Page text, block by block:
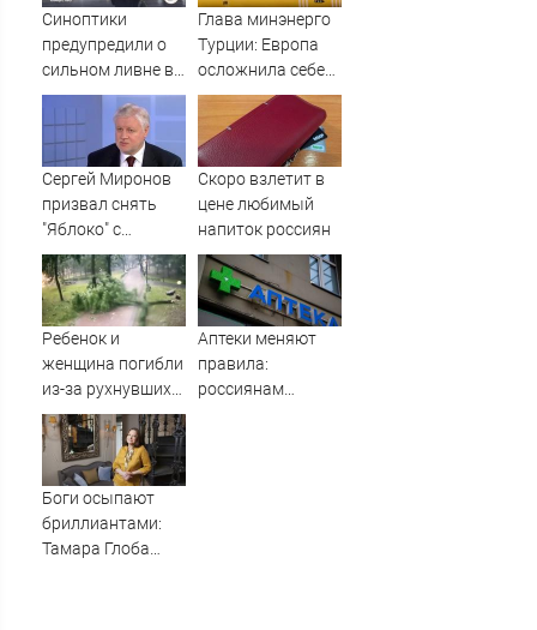
атаки на склады
Синоптики
предупредили о
сильном ливне в
Москве 7 августа
Глава минэнерго
Турции: Европа
осложнила себе
жизнь отказом от
российского газа
Сергей Миронов
призвал снять
"Яблоко" с
выборов -
Новости на
Вести.ru
Скоро взлетит в
цене любимый
напиток россиян
Ребенок и
женщина погибли
из-за рухнувших
деревьев во
время урагана в
Смоленске -
Новости на
Вести.ru
Аптеки меняют
правила:
россиянам
Боги осыпают
бриллиантами:
Тамара Глоба